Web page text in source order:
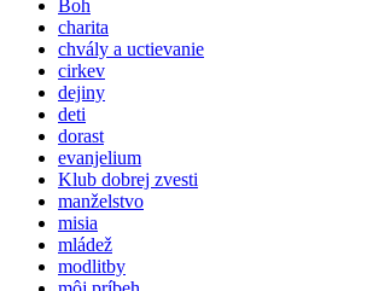
Boh
charita
chvály a uctievanie
cirkev
dejiny
deti
dorast
evanjelium
Klub dobrej zvesti
manželstvo
misia
mládež
modlitby